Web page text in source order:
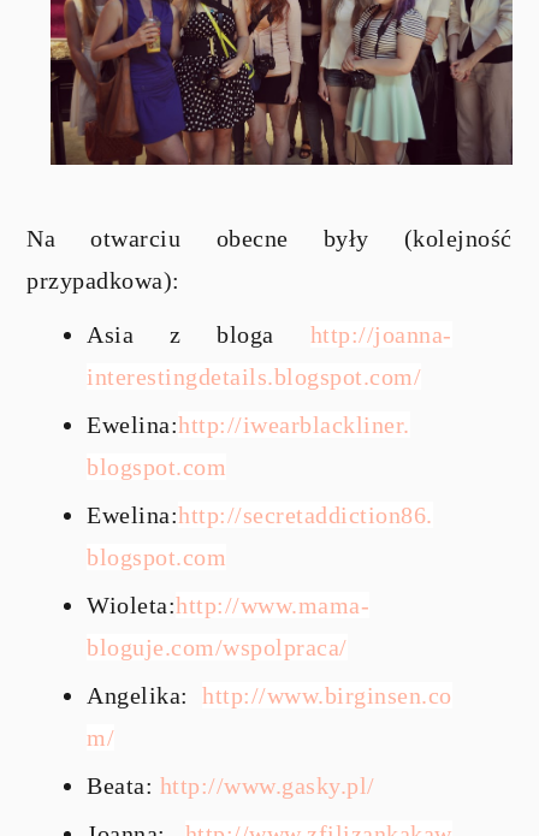
Na otwarciu obecne były (kolejność
przypadkowa):
Asia z bloga http://joanna-
interestingdetails.blogspot.com/
Ewelina:http://iwearblackliner.
blogspot.com
Ewelina:http://secretaddiction86.
blogspot.com
Wioleta:http://www.mama-
bloguje.com/wspolpraca/
Angelika:http://www.birginsen.co
m/
Beata: http://www.gasky.pl/